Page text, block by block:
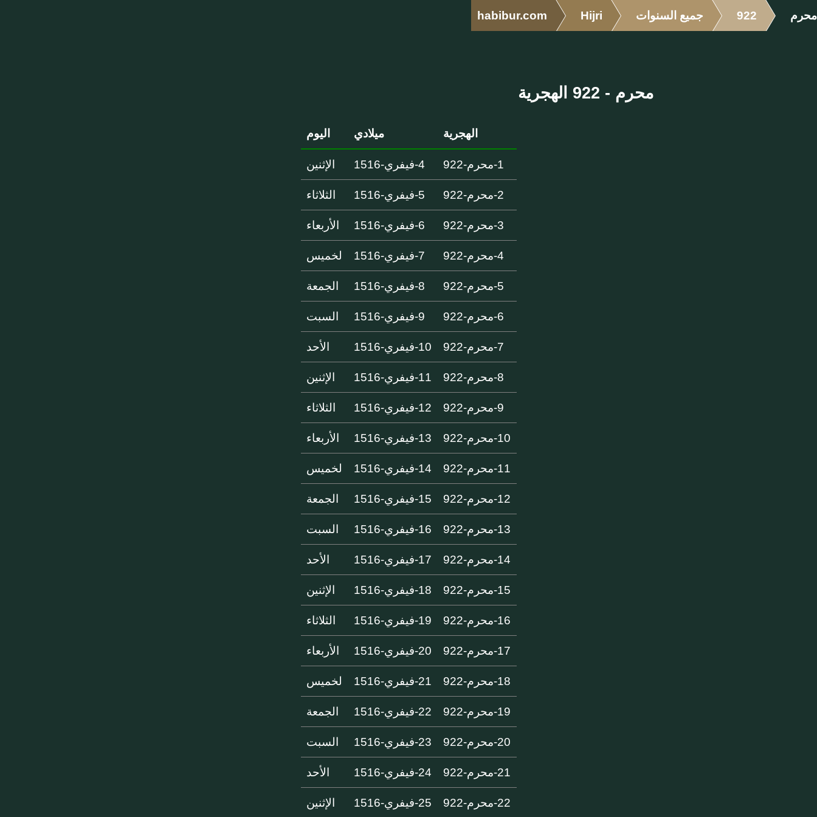
habibur.com Hijri جميع السنوات 922 محرم
محرم - 922 الهجرية
الهجرية ميلادي اليوم
1-محرم-922 4-فيفري-1516 الإثنين
2-محرم-922 5-فيفري-1516 الثلاثاء
3-محرم-922 6-فيفري-1516 الأربعاء
4-محرم-922 7-فيفري-1516 لخميس
5-محرم-922 8-فيفري-1516 الجمعة
6-محرم-922 9-فيفري-1516 السبت
7-محرم-922 10-فيفري-1516 الأحد
8-محرم-922 11-فيفري-1516 الإثنين
9-محرم-922 12-فيفري-1516 الثلاثاء
10-محرم-922 13-فيفري-1516 الأربعاء
11-محرم-922 14-فيفري-1516 لخميس
12-محرم-922 15-فيفري-1516 الجمعة
13-محرم-922 16-فيفري-1516 السبت
14-محرم-922 17-فيفري-1516 الأحد
15-محرم-922 18-فيفري-1516 الإثنين
16-محرم-922 19-فيفري-1516 الثلاثاء
17-محرم-922 20-فيفري-1516 الأربعاء
18-محرم-922 21-فيفري-1516 لخميس
19-محرم-922 22-فيفري-1516 الجمعة
20-محرم-922 23-فيفري-1516 السبت
21-محرم-922 24-فيفري-1516 الأحد
22-محرم-922 25-فيفري-1516 الإثنين